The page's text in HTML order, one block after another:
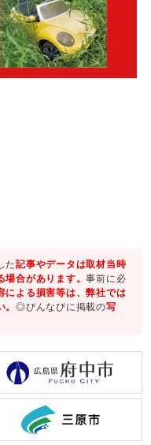
た記事やデータは取材当時
場合があります。事前に必
による損害等は、弊社では
。◎びんなびに掲載の写